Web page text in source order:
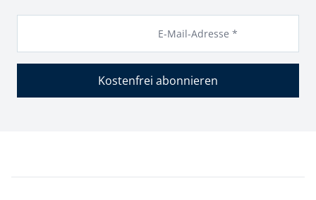
E-Mail-Adresse *
Kostenfrei abonnieren